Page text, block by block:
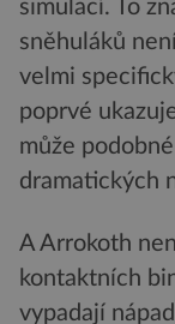
simulací. To
sněhuláků
velmi
poprvé
může
dramatických
A Arrokoth
kontaktních
vypadají